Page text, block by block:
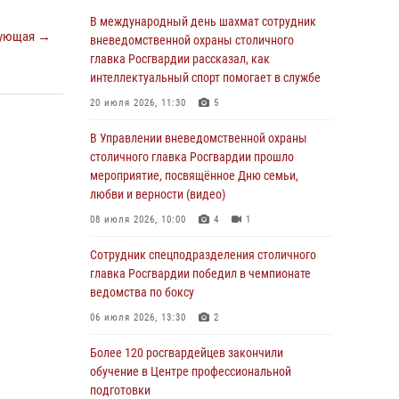
→
В Москве росгвардейцы задержали
подозреваемого в нападении на охранника
торгового центра (видео)
04 августа 2026, 08:26 1
Москве подвели итоги работы
подразделений за прошедший месяц
03 августа 2026, 13:00
На востоке Москвы сотрудники Росгвардии
федеральном розыске (видео)
03 августа 2026, 12:00 1
Росгвардия обеспечила правопорядок во
десантных войск в Москве (видео)
03 августа 2026, 08:00 1
В международный день шахмат сотрудник
вневедомственной охраны столичного
главка Росгвардии рассказал, как
интеллектуальный спорт помогает в службе
20 июля 2026, 11:30 5
В Управлении вневедомственной охраны
столичного главка Росгвардии прошло
мероприятие, посвящённое Дню семьи,
любви и верности (видео)
08 июля 2026, 10:00 4 1
Сотрудник спецподразделения столичного
главка Росгвардии победил в чемпионате
ведомства по боксу
06 июля 2026, 13:30 2
Более 120 росгвардейцев закончили
обучение в Центре профессиональной
подготовки